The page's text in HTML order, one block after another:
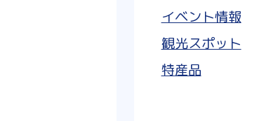
イベント情報
観光スポット
特産品